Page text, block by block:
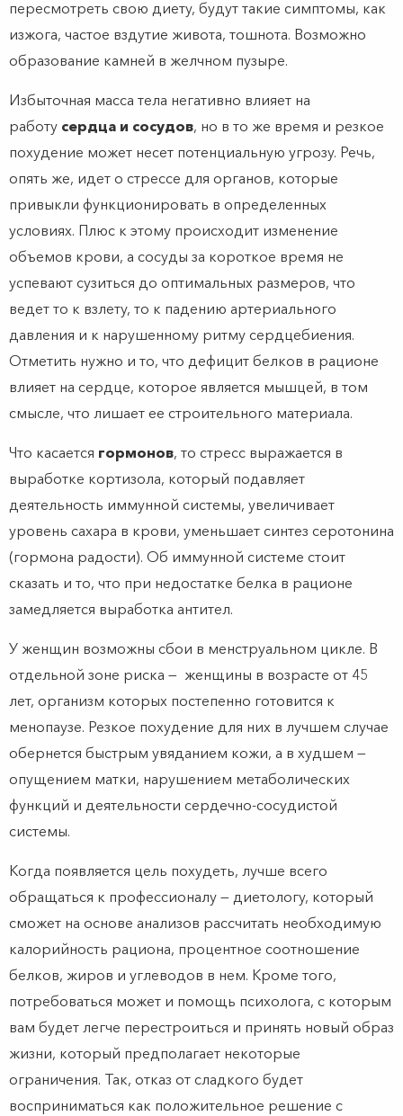
пересмотреть свою диету, будут такие симптомы, как
изжога, частое вздутие живота, тошнота. Возможно
образование камней в желчном пузыре.
Избыточная масса тела негативно влияет на
работу сердца и сосудов, но в то же время и резкое
похудение может несет потенциальную угрозу. Речь,
опять же, идет о стрессе для органов, которые
привыкли функционировать в определенных
условиях. Плюс к этому происходит изменение
объемов крови, а сосуды за короткое время не
успевают сузиться до оптимальных размеров, что
ведет то к взлету, то к падению артериального
давления и к нарушенному ритму сердцебиения.
Отметить нужно и то, что дефицит белков в рационе
влияет на сердце, которое является мышцей, в том
смысле, что лишает ее строительного материала.
Что касается гормонов, то стресс выражается в
выработке кортизола, который подавляет
деятельность иммунной системы, увеличивает
уровень сахара в крови, уменьшает синтез серотонина
(гормона радости). Об иммунной системе стоит
сказать и то, что при недостатке белка в рационе
замедляется выработка антител.
У женщин возможны сбои в менструальном цикле. В
отдельной зоне риска — женщины в возрасте от 45
лет, организм которых постепенно готовится к
менопаузе. Резкое похудение для них в лучшем случае
обернется быстрым увяданием кожи, а в худшем —
опущением матки, нарушением метаболических
функций и деятельности сердечно-сосудистой
системы.
Когда появляется цель похудеть, лучше всего
обращаться к профессионалу — диетологу, который
сможет на основе анализов рассчитать необходимую
калорийность рациона, процентное соотношение
белков, жиров и углеводов в нем. Кроме того,
потребоваться может и помощь психолога, с которым
вам будет легче перестроиться и принять новый образ
жизни, который предполагает некоторые
ограничения. Так, отказ от сладкого будет
восприниматься как положительное решение с